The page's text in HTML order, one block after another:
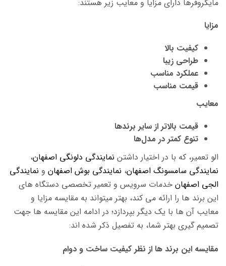
مایکروفرها دارای مزایا و معایب زیر هستند:
مزایا
کیفیت بالا
طراحی زیبا
عملکرد مناسب
قیمت مناسب
معایب
قیمت بالاتر از سایر برندها
تنوع کمتر در مدل‌ها
الو تعمیر، که با در اختیار داشتن نمایندگی دلونگی اصفهان،
نمایندگی سامسونگ اصفهان، نمایندگی بوش اصفهان و نمایندگی
الجی اصفهان خدمات سرویس و تعمیر تخصصی دستگاه های
این برند ها را ارائه می کند، بهتر میتواند به مقایسه مزایا و
معایب آن ها با یک دیگر بپردازد؛ در ادامه این مقایسه ها جهت
تصمیم گیری بهتر شما، به تفصیل ذکر شده اند:
مقایسه این برند ها از نظر کیفیت ساخت و دوام